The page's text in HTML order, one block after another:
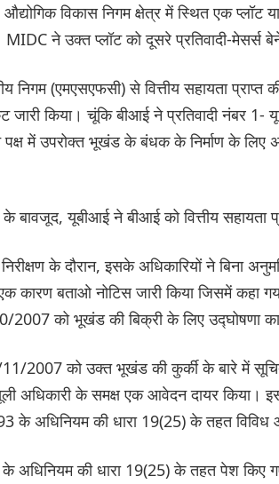
विकास निगम क्षेत्र में स्थित एक प्लॉट
ने उक्त प्लॉट को दूसरे प्रतिवादी-मेसर्स
निगम (एमएसएफसी) से वित्तीय सहायता
जारी किया। चूंकि बीआई ने प्रतिवादी नंबर
पक्ष में उपरोक्त भूखंड के बंधक के निर्माण के लिए
यूबीआई ने बीआई को वित्तीय सहायता
के दौरान, इसके अधिकारियों ने बिना
बताओ नोटिस जारी किया जिसमें कहा
को भूखंड की बिक्री के लिए उद्घोषणा
2007 को उक्त भूखंड की कुर्की के बारे में
अधिकारी के समक्ष एक आवेदन दायर किया।
के अधिनियम की धारा 19(25) के तहत विविध
के अधिनियम की धारा 19(25) के तहत पेश किए